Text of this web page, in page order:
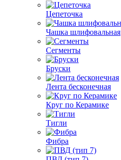
Цепеточка
Чашка шлифовальная
Сегменты
Бруски
Лента бесконечная
Круг по Керамике
Тигли
Фибра